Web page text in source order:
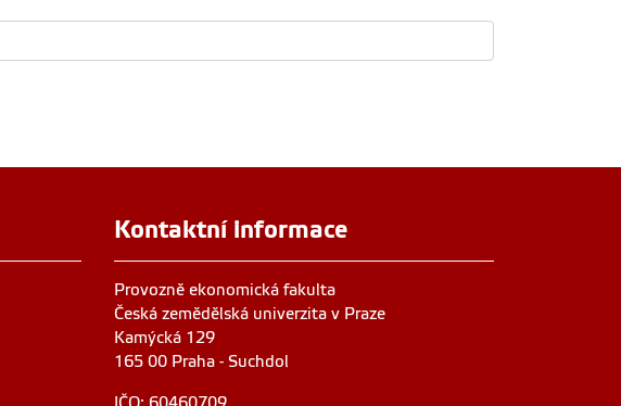
Kontaktní informace
Provozně ekonomická fakulta
Česká zemědělská univerzita v Praze
Kamýcká 129
165 00 Praha - Suchdol
IČO: 60460709